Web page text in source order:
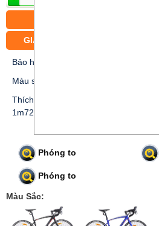
GIAO XE MIỄN PHÍ CÁC
Bảo hành 12 tháng
Màu sắc: Xám; Xanh dương; Đen
Thích hợp cho khách hàng nam và nữ
1m72
Phóng to
Phóng to
Màu Sắc: